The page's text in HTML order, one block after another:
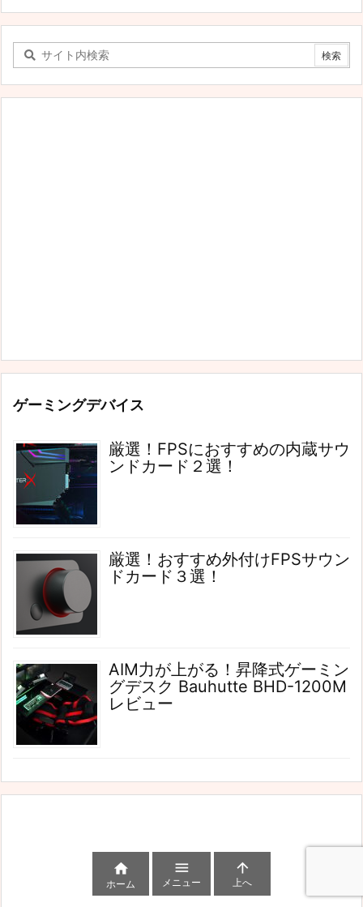
の
ゴ
リ
ー
ゲーミングデバイス
厳選！FPSにおすすめの内蔵サウ
ンドカード２選！
厳選！おすすめ外付けFPSサウン
ドカード３選！
AIM力が上がる！昇降式ゲーミン
グデスク Bauhutte BHD-1200M
レビュー

ホーム

メニュー

上へ